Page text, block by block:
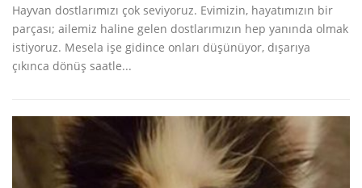
Hayvan dostlarımızı çok seviyoruz. Evimizin, hayatımızın bir
parçası; ailemiz haline gelen dostlarımızın hep yanında olmak
istiyoruz. Mesela işe gidince onları düşünüyor, dışarıya
çıkınca dönüş saatle...